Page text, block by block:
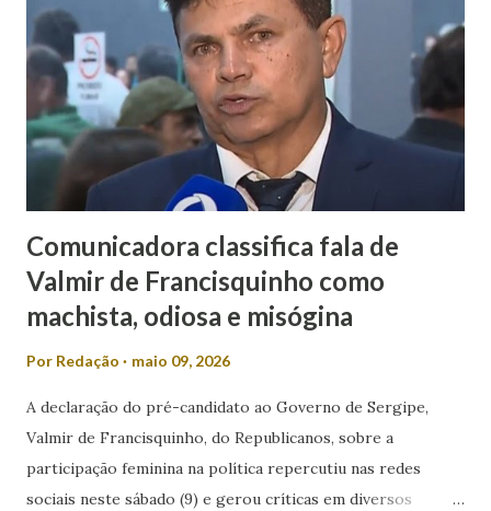
Comunicadora classifica fala de
Valmir de Francisquinho como
machista, odiosa e misógina
Por Redação maio 09, 2026
A declaração do pré-candidato ao Governo de Sergipe,
Valmir de Francisquinho, do Republicanos, sobre a
participação feminina na política repercutiu nas redes
sociais neste sábado (9) e gerou críticas em diversos